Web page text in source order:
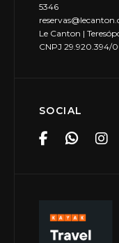
5346
Le Canton |
CNPJ 29.920.394/
SOCIAL